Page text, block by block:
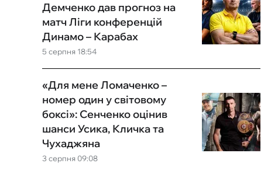
5 серпня 18:54
Демченко дав прогноз на
матч Ліги конференцій
Динамо – Карабах
3 серпня 09:08
«Для мене Ломаченко –
номер один у світовому
боксі»: Сенченко оцінив
шанси Усика, Кличка та
Чухаджяна